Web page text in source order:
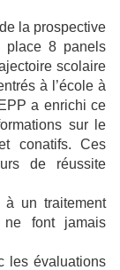
la prospective
place 8 panels
scolaire
à l’école à
a enrichi ce
sur le
conatifs. Ces
de réussite
à un traitement
ne font jamais
les évaluations